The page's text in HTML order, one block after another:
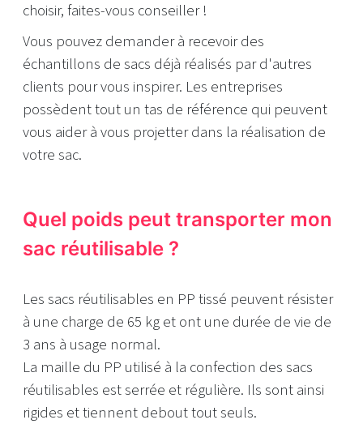
choisir, faites-vous conseiller !
Vous pouvez demander à recevoir des
échantillons de sacs déjà réalisés par d'autres
clients pour vous inspirer. Les entreprises
possèdent tout un tas de référence qui peuvent
vous aider à vous projetter dans la réalisation de
votre sac.
Quel poids peut transporter mon
sac réutilisable ?
Les sacs réutilisables en PP tissé peuvent résister
à une charge de 65 kg et ont une durée de vie de
3 ans à usage normal.
La maille du PP utilisé à la confection des sacs
réutilisables est serrée et régulière. Ils sont ainsi
rigides et tiennent debout tout seuls.